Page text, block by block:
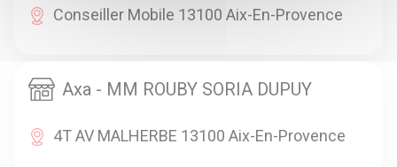
Conseiller Mobile 13100 Aix-En-Provence
Axa - MM ROUBY SORIA DUPUY
4T AV MALHERBE 13100 Aix-En-Provence